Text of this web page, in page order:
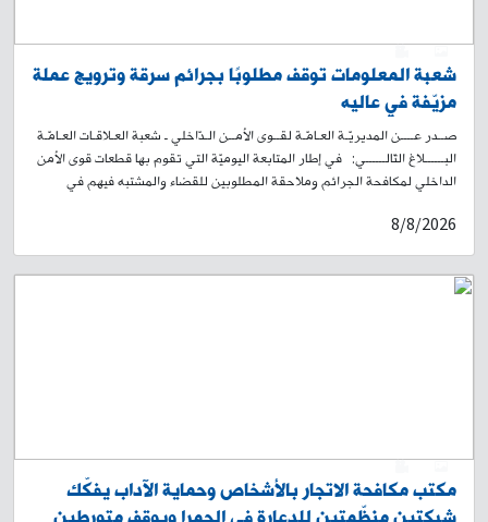
شعبة المعلومات توقف مطلوبًا بجرائم سرقة وترويج عملة
مزيّفة في عاليه
صــدر عــــن المديريّـة العـامّـة لقــوى الأمــن الـدّاخلي ـ شعبة العـلاقـات العـامّـة
البــــــلاغ التّالــــــي: في إطار المتابعة اليوميّة التي تقوم بها قطعات قوى الأمن
الداخلي لمكافحة الجرائم وملاحقة المطلوبين للقضاء والمشتبه فيهم في
القطعات المختصّة في شعبة المعلومات، تمكّنت من تحديد مكان وجود مطلوب
للقضاء بجرائم سرقة وترويج عملة مزيّفة، وذلك في محلّة البساتين – عاليه،
ويدعى: ط. ز. (مواليد 1984، لبناني) بحقّه 4 مذكّرات بجرائم سرقة وترويج
عملة مزيّفة. وبعد عملية رصدٍ ومراقبة دقيقة، تمكّنت إحدى دوريّات الشّعبة من
8/8/2026
مكتب مكافحة الاتجار بالأشخاص وحماية الآداب يفكّك